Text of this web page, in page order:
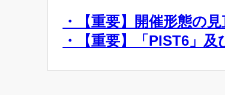
・【重要】開催形態の
・【重要】「PIST6」